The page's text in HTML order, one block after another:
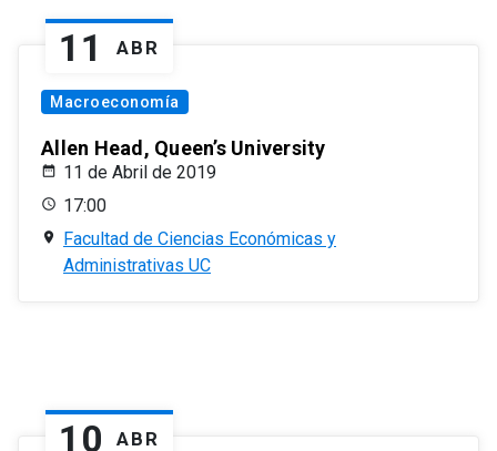
11 ABR
Macroeconomía
Allen Head, Queen’s University
11 de Abril de 2019
17:00
Facultad de Ciencias Económicas y
Administrativas UC
10 ABR